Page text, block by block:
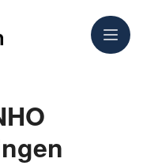
Meny